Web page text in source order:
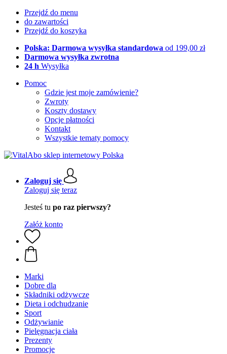
Przejdź do menu
do zawartości
Przejdź do koszyka
Polska: Darmowa wysyłka standardowa od 199,00 zł
Darmowa wysyłka zwrotna
24 h Wysyłka
Pomoc
Gdzie jest moje zamówienie?
Zwroty
Koszty dostawy
Opcje płatności
Kontakt
Wszystkie tematy pomocy
Zaloguj się
Zaloguj się teraz
Jesteś tu po raz pierwszy?
Załóż konto
Marki
Dobre dla
Składniki odżywcze
Dieta i odchudzanie
Sport
Odżywianie
Pielęgnacja ciała
Prezenty
Promocje